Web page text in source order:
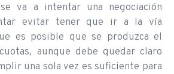
va a intentar una negociación
evitar tener que ir a la vía
es posible que se produzca el
aunque debe quedar claro
una sola vez es suficiente para